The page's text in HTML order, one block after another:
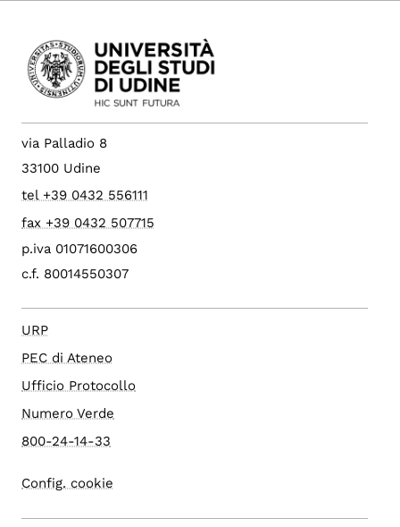
via Palladio 8
33100 Udine
tel +39 0432 556111
fax +39 0432 507715
p.iva 01071600306
c.f. 80014550307
URP
PEC di Ateneo
Ufficio Protocollo
Numero Verde
800-24-14-33
Config. cookie